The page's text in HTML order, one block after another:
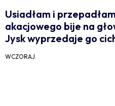
Usiadłam i
akacjowego bije na
Jysk wyprzedaje go
WCZORAJ